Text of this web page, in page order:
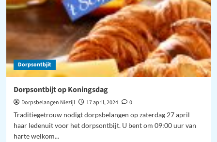
Dorpsontbjit
Dorpsontbijt op Koningsdag
Dorpsbelangen Niezijl 17 april, 2024
0
Traditiegetrouw nodigt dorpsbelangen op zaterdag 27 april
haar ledenuit voor het dorpsontbijt. U bent om 09:00 uur van
harte welkom...